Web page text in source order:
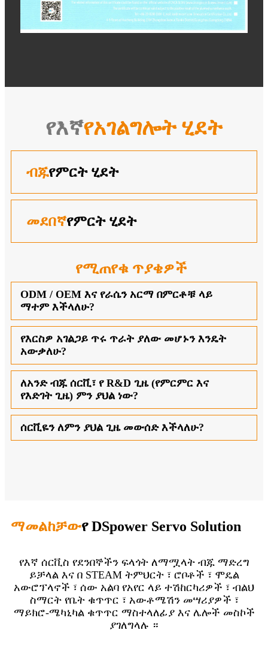
የእኛየአገልግሎት ሂደት
ብጁየምርት ሂደት
መደበኛየምርት ሂደት
የሚጠየቁ ጥያቄዎች
ODM / OEM እና የራሴን አርማ በምርቶቹ ላይ
ማተም እችላለሁ?
የእርስዎ አገልጋይ ጥሩ ጥራት ያለው መሆኑን እንዴት
አውቃለሁ?
ለአንድ ብጁ ሰርቪ፣ የ R&D ጊዜ (የምርምር እና
የእድገት ጊዜ) ምን ያህል ነው?
ሰርቪዬን ለምን ያህል ጊዜ መውሰድ እችላለሁ?
ማመልከቻውየ DSpower Servo Solution
የእኛ ሰርቪስ የደንበኞችን ፍላጎት ለማሟላት ብጁ ማድረግ
ይቻላል እና በ STEAM ትምህርት ፣ ሮቦቶች ፣ ሞዴል
አውሮፕላኖች ፣ ሰው አልባ የአየር ላይ ተሽከርካሪዎች ፣ ብልህ
ስማርት የቤት ቁጥጥር ፣ አውቶሜሽን መሣሪያዎች ፣
ማይክሮ-ሜካኒካል ቁጥጥር ማስተላለፊያ እና ሌሎች መስኮች
ያገለግላሉ ።